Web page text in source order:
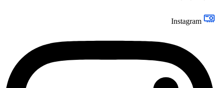
Instagram